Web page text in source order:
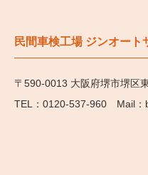
民間車検工場 ジンオート
〒590-0013 大阪府堺市堺区
0120-537-960